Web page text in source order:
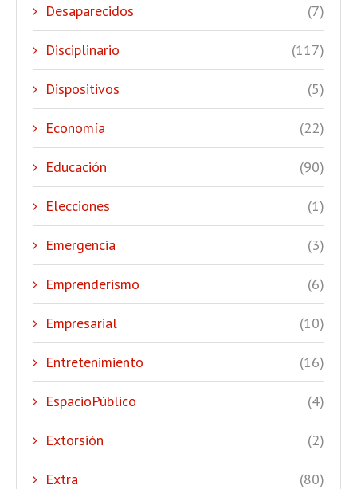
Desaparecidos (7)
Disciplinario (117)
Dispositivos (5)
Economía (22)
Educación (90)
Elecciones (1)
Emergencia (3)
Emprenderismo (6)
Empresarial (10)
Entretenimiento (16)
EspacioPúblico (4)
Extorsión (2)
Extra (80)